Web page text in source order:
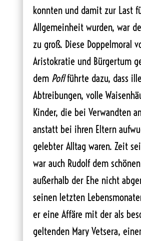
konnten und damit zur Last
Allgemeinheit wurden, war
zu groß. Diese Doppelmoral
Aristokratie und Bürgertum
dem Poflführte dazu, dass
Abtreibungen, volle
Kinder, die bei Verwandten
anstatt bei ihren Eltern
gelebter Alltag waren. Zeit
war auch Rudolf dem
außerhalb der Ehe nicht
seinen letzten
er eine Affäre mit der als
geltenden Mary Vetsera,